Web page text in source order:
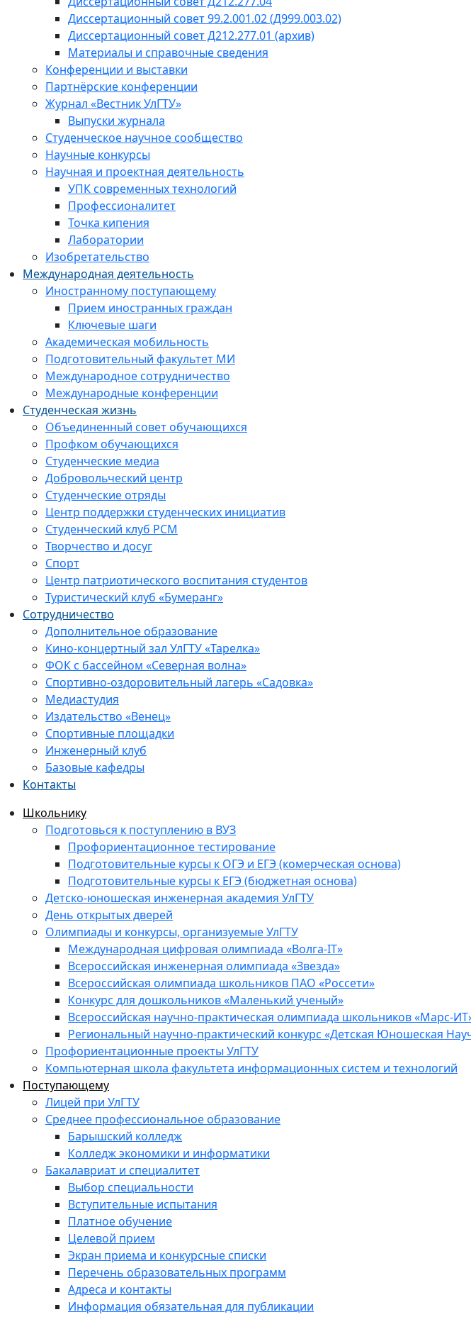
Диссертационный совет 99.2.001.02 (Д999.003.02)
Диссертационный совет Д212.277.01 (архив)
Материалы и справочные сведения
Конференции и выставки
Партнёрские конференции
Журнал «Вестник УлГТУ»
Выпуски журнала
Студенческое научное сообщество
Научные конкурсы
Научная и проектная деятельность
УПК современных технологий
Профессионалитет
Точка кипения
Лаборатории
Изобретательство
Международная деятельность
Иностранному поступающему
Прием иностранных граждан
Ключевые шаги
Академическая мобильность
Подготовительный факультет МИ
Международное сотрудничество
Международные конференции
Студенческая жизнь
Объединенный совет обучающихся
Профком обучающихся
Студенческие медиа
Добровольческий центр
Студенческие отряды
Центр поддержки студенческих инициатив
Студенческий клуб РСМ
Творчество и досуг
Спорт
Центр патриотического воспитания студентов
Туристический клуб «Бумеранг»
Сотрудничество
Дополнительное образование
Кино-концертный зал УлГТУ «Тарелка»
ФОК с бассейном «Северная волна»
Спортивно-оздоровительный лагерь «Садовка»
Медиастудия
Издательство «Венец»
Спортивные площадки
Инженерный клуб
Базовые кафедры
Контакты
Школьнику
Подготовься к поступлению в ВУЗ
Профориентационное тестирование
Подготовительные курсы к ОГЭ и ЕГЭ (комерческая основа)
Подготовительные курсы к ЕГЭ (бюджетная основа)
Детско-юношеская инженерная академия УлГТУ
День открытых дверей
Олимпиады и конкурсы, организуемые УлГТУ
Международная цифровая олимпиада «Волга-IT»
Всероссийская инженерная олимпиада «Звезда»
Всероссийская олимпиада школьников ПАО «Россети»
Конкурс для дошкольников «Маленький ученый»
Всероссийская научно-практическая олимпиада школьников «Марс-
Региональный научно-практический конкурс «Детская Юношеская
Профориентационные проекты УлГТУ
Компьютерная школа факультета информационных систем и технологий
Поступающему
Лицей при УлГТУ
Среднее профессиональное образование
Барышский колледж
Колледж экономики и информатики
Бакалавриат и специалитет
Выбор специальности
Вступительные испытания
Платное обучение
Целевой прием
Экран приема и конкурсные списки
Перечень образовательных программ
Адреса и контакты
Информация обязательная для публикации